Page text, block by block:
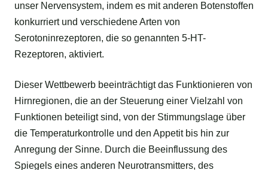
unser Nervensystem, indem es mit anderen Botenstoffen
konkurriert und verschiedene Arten von
Serotoninrezeptoren, die so genannten 5-HT-
Rezeptoren, aktiviert.
Dieser Wettbewerb beeinträchtigt das Funktionieren von
Hirnregionen, die an der Steuerung einer Vielzahl von
Funktionen beteiligt sind, von der Stimmungslage über
die Temperaturkontrolle und den Appetit bis hin zur
Anregung der Sinne. Durch die Beeinflussung des
Spiegels eines anderen Neurotransmitters, des